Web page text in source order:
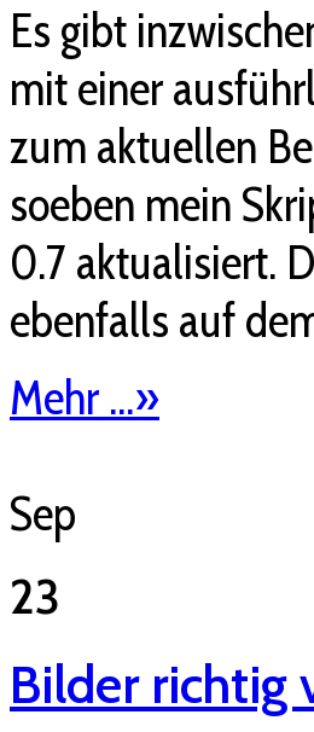
Es gibt
mit einer
zum aktuellen
soeben mein
0.7 aktualisiert.
ebenfalls auf
Mehr ...»
Sep
23
Bilder richtig